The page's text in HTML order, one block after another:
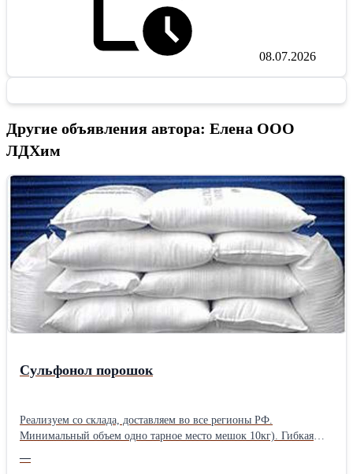
08.07.2026
Другие объявления автора: Елена ООО
ЛДХим
Сульфонол порошок
Реализуем со склада, доставляем во все регионы РФ.
Минимальный объем одно тарное место мешок 10кг). Гибкая
применения в производстве пастообразных синтетических
—